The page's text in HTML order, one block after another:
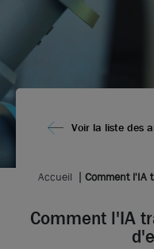
Voir la liste des
Accueil Comment l'IA
Comment l'IA